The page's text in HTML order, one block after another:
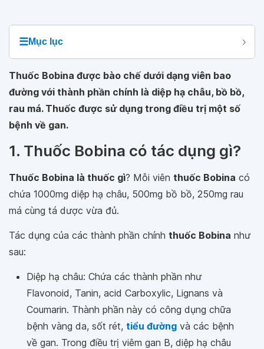
☰Mục lục
Thuốc Bobina được bào chế dưới dạng viên bao
đường với thành phần chính là diệp hạ châu, bồ bồ,
rau má. Thuốc được sử dụng trong điều trị một số
bệnh về gan.
1. Thuốc Bobina có tác dụng gì?
Thuốc Bobina là thuốc gì? Mỗi viên thuốc Bobina có
chứa 1000mg diệp hạ châu, 500mg bồ bồ, 250mg rau
má cùng tá dược vừa đủ.
Tác dụng của các thành phần chính thuốc Bobina như
sau:
Diệp hạ châu: Chứa các thành phần như
Flavonoid, Tanin, acid Carboxylic, Lignans và
Coumarin. Thành phần này có công dụng chữa
bệnh vàng da, sốt rét, tiểu đường và các bệnh
về gan. Trong điều trị viêm gan B, diệp hạ châu